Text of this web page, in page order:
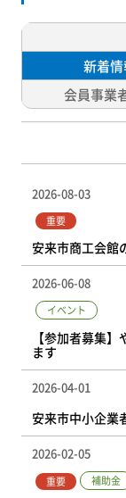
新着情
会員事業
2026-08-03
重要
安来市商工会館
2026-06-08
イベント
【参加者募集
ます
2026-04-01
安来市中小企業
2026-02-05
重要 補助金